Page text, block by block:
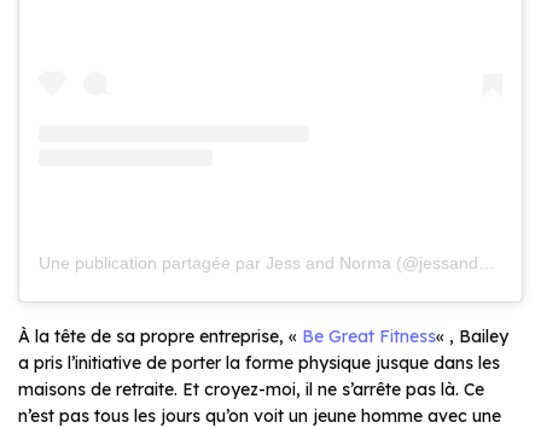
À la tête de sa propre entreprise, « Be Great Fitness« , Bailey
a pris l’initiative de porter la forme physique jusque dans les
maisons de retraite. Et croyez-moi, il ne s’arrête pas là. Ce
n’est pas tous les jours qu’on voit un jeune homme avec une